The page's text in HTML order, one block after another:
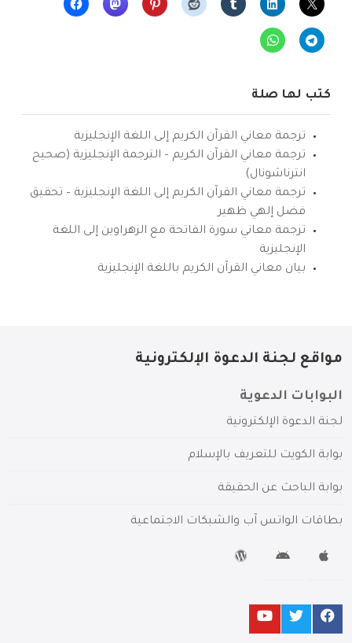
كتب لها صلة
ترجمة معاني القرآن الكريم إلى اللغة الإنجليزية
ترجمة معاني القرآن الكريم – الترجمة الإنجليزية (صحيح
انترناشونال)
ترجمة معاني القرآن الكريم إلى اللغة الإنجليزية – تحقيق
فضل إلهي ظهير
ترجمة معاني سورة الفاتحة مع الزهراوين إلى اللغة
الإنجليزية
بيان معاني القرآن الكريم باللغة الإنجليزية
مواقع لجنة الدعوة الإلكترونية
البوابات الدعوية
لجنة الدعوة الإلكترونية
بوابة الكويت للتعريف بالإسلام
بوابة الباحث عن الحقيقة
بطاقات الواتس آب والشبكات الاجتماعية